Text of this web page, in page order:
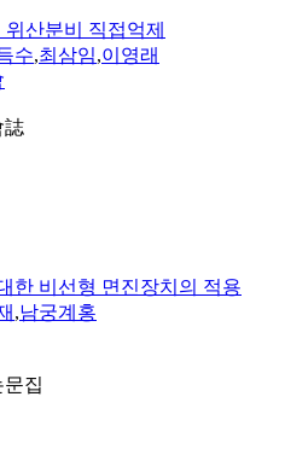
위산분비 직접억제
수,최삼임,이영래
誌
한 비선형 면진장치의 적용
,남궁계홍
집